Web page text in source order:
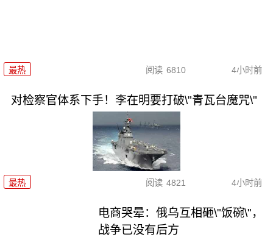
最热 阅读 6810 4小时前
对检察官体系下手！李在明要打破\"青瓦台魔咒\"
最热 阅读 4821 4小时前
电商哭晕：俄乌互相砸\"饭碗\"，
战争已没有后方